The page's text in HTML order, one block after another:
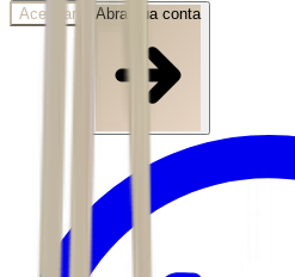
Acessar
Abra sua conta